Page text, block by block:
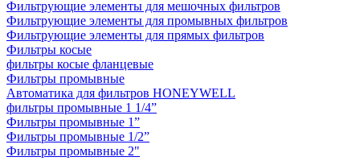
Фильтрующие элементы для мешочных фильтров
Фильтрующие элементы для промывных фильтров
Фильтрующие элементы для прямых фильтров
Фильтры косые
фильтры косые фланцевые
Фильтры промывные
Автоматика для фильтров HONEYWELL
фильтры промывные 1 1/4”
Фильтры промывные 1”
Фильтры промывные 1/2”
Фильтры промывные 2"